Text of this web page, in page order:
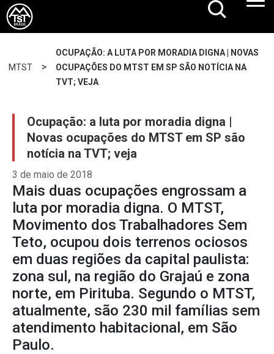
MTST >
OCUPAÇÃO: A LUTA POR MORADIA DIGNA | NOVAS
OCUPAÇÕES DO MTST EM SP SÃO NOTÍCIA NA
TVT; VEJA
Ocupação: a luta por moradia digna |
Novas ocupações do MTST em SP são
notícia na TVT; veja
3 de maio de 2018
Mais duas ocupações engrossam a
luta por moradia digna. O MTST,
Movimento dos Trabalhadores Sem
Teto, ocupou dois terrenos ociosos
em duas regiões da capital paulista:
zona sul, na região do Grajaú e zona
norte, em Pirituba. Segundo o MTST,
atualmente, são 230 mil famílias sem
atendimento habitacional, em São
Paulo.